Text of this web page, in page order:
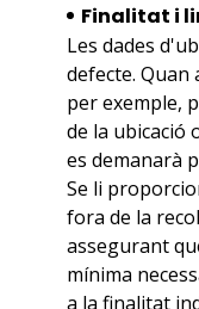
Finalitat i
Les dades
defecte. Quan
per exemple,
de la ubicació
es demanarà
Se li
fora de la
assegurant
mínima
a la finalitat